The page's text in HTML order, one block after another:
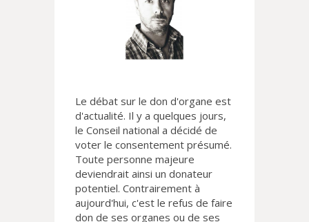
Le débat sur le don d'organe est
d'actualité. Il y a quelques jours,
le Conseil national a décidé de
voter le consentement présumé.
Toute personne majeure
deviendrait ainsi un donateur
potentiel. Contrairement à
aujourd'hui, c'est le refus de faire
don de ses organes ou de ses